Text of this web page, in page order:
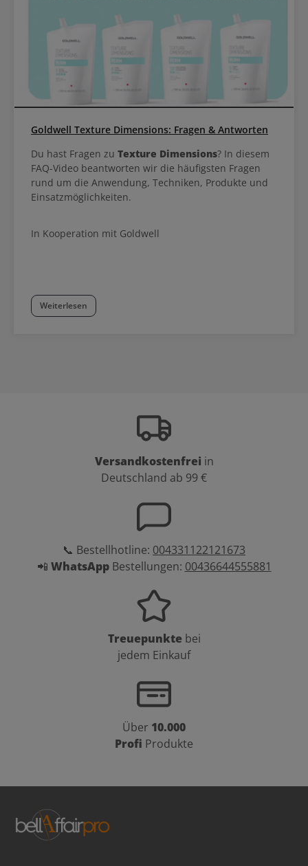
Goldwell Texture Dimensions: Fragen & Antworten
Du hast Fragen zu Texture Dimensions? In diesem
FAQ-Video beantworten wir die häufigsten Fragen
rund um die Anwendung, Techniken, Produkte und
Einsatzmöglichkeiten.
In Kooperation mit Goldwell
Weiterlesen
Versandkostenfrei in
Deutschland ab 99 €
📞 Bestellhotline: 004331122121673
📲 WhatsAppBestellungen: 00436644555881
Treuepunkte bei
jedem Einkauf
Über 10.000
Profi Produkte